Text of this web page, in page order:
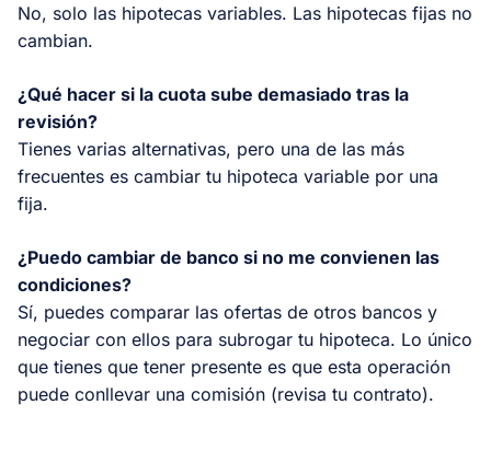
No, solo las hipotecas variables. Las hipotecas fijas no
cambian.
¿Qué hacer si la cuota sube demasiado tras la
revisión?
Tienes varias alternativas, pero una de las más
frecuentes es cambiar tu hipoteca variable por una
fija.
¿Puedo cambiar de banco si no me convienen las
condiciones?
Sí, puedes comparar las ofertas de otros bancos y
negociar con ellos para subrogar tu hipoteca. Lo único
que tienes que tener presente es que esta operación
puede conllevar una comisión (revisa tu contrato).